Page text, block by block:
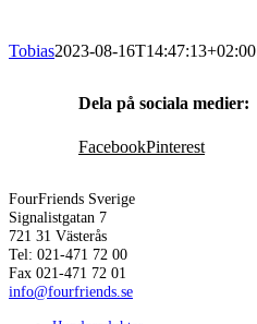
Tobias2023-08-16T14:47:13+02:00
Dela på sociala medier:
FacebookPinterest
FourFriends Sverige
Signalistgatan 7
721 31 Västerås
Tel: 021-471 72 00
Fax 021-471 72 01
info@fourfriends.se